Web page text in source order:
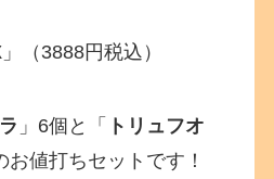
」（3888円税込）
」6個と「
トリュフオ
お値打ちセットです！